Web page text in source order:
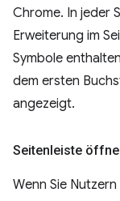
Chrome. In jeder
Erweiterung im
Symbole
dem ersten
angezeigt.
Seitenleiste
Wenn Sie